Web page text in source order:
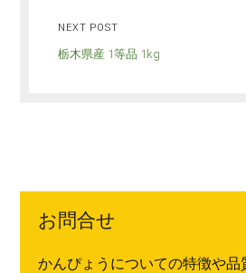
NEXT POST
栃木県産 1等品 1kg
お問合せ
かんぴょうについての特徴や